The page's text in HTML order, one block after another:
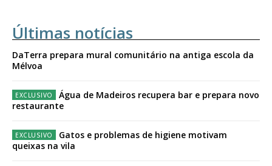
Últimas notícias
DaTerra prepara mural comunitário na antiga escola da
Mélvoa
Água de Madeiros recupera bar e prepara novo
restaurante
Gatos e problemas de higiene motivam
queixas na vila